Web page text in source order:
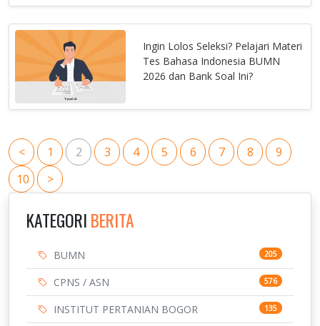
Ingin Lolos Seleksi? Pelajari Materi
Tes Bahasa Indonesia BUMN
2026 dan Bank Soal Ini?
< 1 2 3 4 5 6 7 8
9
10
>
KATEGORI BERITA
BUMN 205
CPNS / ASN 576
INSTITUT PERTANIAN BOGOR 135